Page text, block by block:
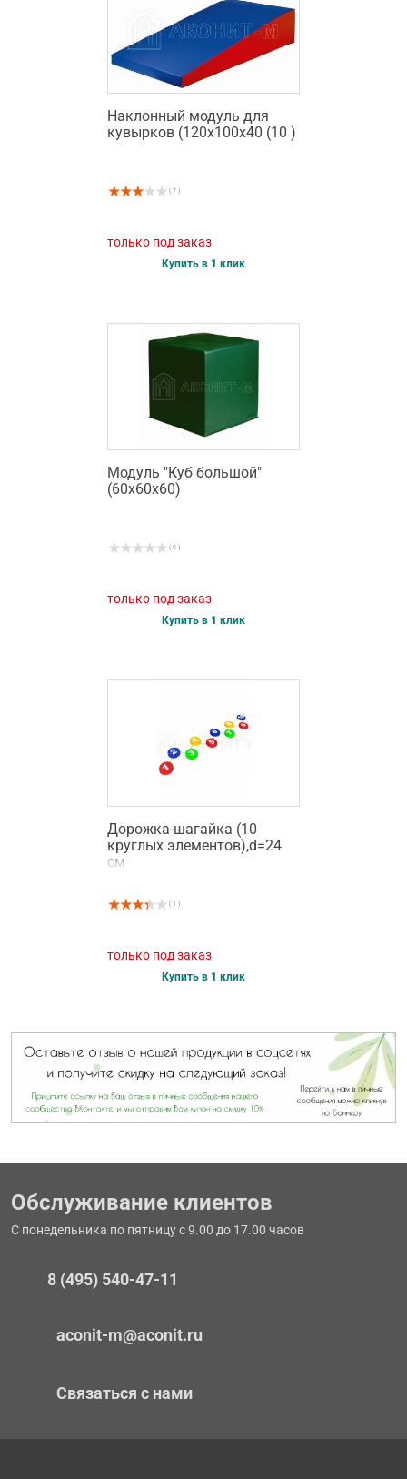
Наклонный модуль для
кувырков (120х100х40 (10 )
( 7 )
только под заказ
Купить в 1 клик
Модуль "Куб большой"
(60х60х60)
( 0 )
только под заказ
Купить в 1 клик
Дорожка-шагайка (10
круглых элементов),d=24
см
( 1 )
только под заказ
Купить в 1 клик
Обслуживание клиентов
С понедельника по пятницу с 9.00 до 17.00 часов
8 (495) 540-47-11
aconit-m@aconit.ru
Связаться с нами